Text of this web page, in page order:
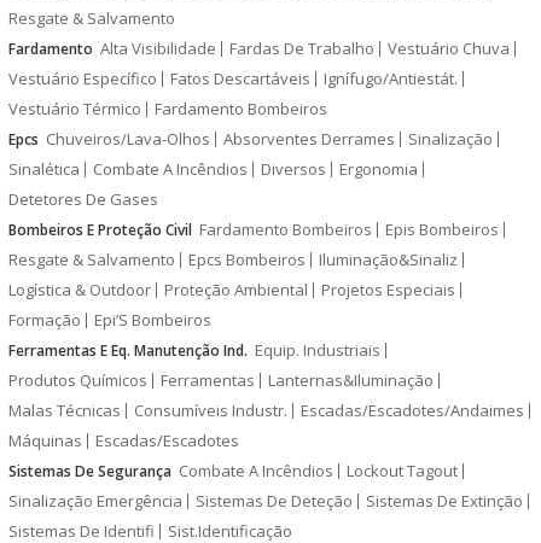
Resgate & Salvamento
Fardamento Alta Visibilidade Fardas De Trabalho
Vestuário Chuva
Vestuário Específico
Fatos Descartáveis
Ignífugo/Antiestát.
Vestuário Térmico
Fardamento Bombeiros
Epcs Chuveiros/Lava-Olhos Absorventes Derrames
Sinalização
Sinalética
Combate A Incêndios Diversos
Ergonomia
Detetores De Gases
Bombeiros E Proteção Civil Fardamento Bombeiros
Epis Bombeiros
Resgate & Salvamento
Epcs Bombeiros
Iluminação&Sinaliz
Logística & Outdoor
Proteção Ambiental
Projetos Especiais
Formação
Epi’S Bombeiros
Ferramentas E Eq. Manutenção Ind. Equip. Industriais
Produtos Químicos
Ferramentas
Lanternas&Iluminação
Malas Técnicas
Consumíveis Industr.
Escadas/Escadotes/Andaimes
Máquinas
Escadas/Escadotes
Sistemas De Segurança Combate A Incêndios
Lockout Tagout
Sinalização Emergência
Sistemas De Deteção
Sistemas De Extinção
Sistemas De Identifi
Sist.Identificação